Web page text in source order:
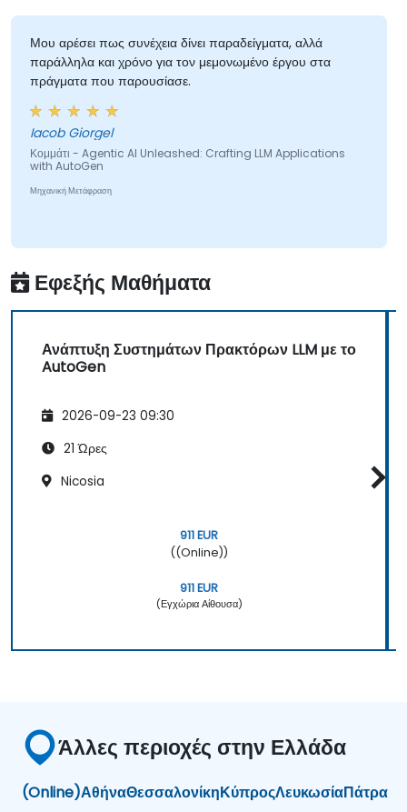
Μου αρέσει πως συνέχεια δίνει παραδείγματα, αλλά
παράλληλα και χρόνο για τον μεμονωμένο έργου στα
πράγματα που παρουσίασε.
Iacob Giorgel
Κομμάτι - Agentic AI Unleashed: Crafting LLM Applications
with AutoGen
Μηχανική Μετάφραση
Εφεξής Μαθήματα
Ανάπτυξη Συστημάτων Πρακτόρων LLM με το
AutoGen
2026-09-23 09:30
21 Ώρες
Nicosia
911 EUR
((Online))
911 EUR
(Εγχώρια Αίθουσα)
Άλλες περιοχές στην Ελλάδα
(Online)ΑθήναΘεσσαλονίκηΚύπροςΛευκωσίαΠάτρα